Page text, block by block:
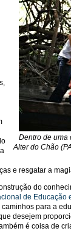
Dentro de uma
Alter do Chão
e resgatar a
do
de Educação
para a
desejem
é coisa de